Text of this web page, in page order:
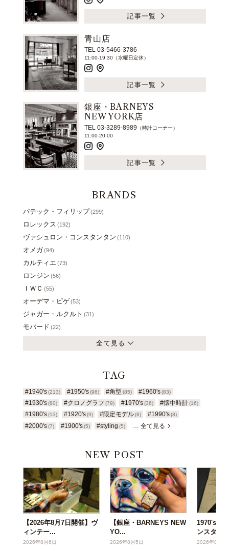
記事一覧
青山店
TEL 03-5466-3786
11:00-19:30（水曜日定休）
記事一覧
銀座・BARNEYS
NEW YORK店
TEL 03-3289-8989 （時計コーナー）
11:00-20:00
記事一覧
BRANDS
パテック・フィリップ(299)
ロレックス (192)
ヴァシュロン・コンスタンタン (110)
オメガ(94)
カルティエ (73)
ロンジン (56)
ＩＷＣ (55)
オーデマ・ピゲ(53)
ジャガー・ルクルト (31)
モバード (22)
全て見る
TAG
#1940's (213) #1950's(96) #角型 (85) #1960's (83)
#1930's (80) #クロノグラフ (79) #1970's(36) #懐中時計 (16)
#1980's (13) #1920's(9) #限定モデル(8) #1990's (8)
#2000's (7) #1900's(5) #styling (5) … 全て見る
NEW POST
【2026年8月7日開催】ヴ
ィンテー...
2026年8月6日
【銀座・BARNEYS NEW
YO...
2026年8月5日
1970's ヴ
ンスタ...
2026年8月3